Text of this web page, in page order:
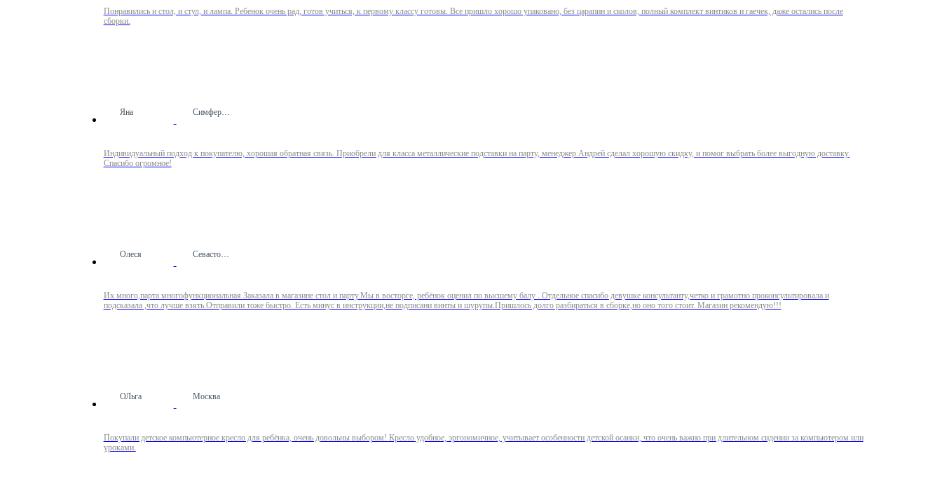
Понравились и стол, и стул, и лампа. Ребенок очень рад, готов учиться, к первому классу готовы. Все пришло хорошо упаковано, без царапин и сколов, полный комплект винтиков и гаечек, даже остались после
сборки.
Яна Симферополь
Индивидуальный подход к покупателю, хорошая обратная связь. Приобрели для класса металлические подставки на парту, менеджер Андрей сделал хорошую скидку, и помог выбрать более выгодную доставку.
Спасибо огромное!
Олеся Севастополь
Их много,парта многофункциональная Заказала в магазине стол и парту.Мы в восторге, ребёнок оценил по высшему балу . Отдельное спасибо девушке консультанту,четко и грамотно проконсультировала и
подсказала ,что лучше взять.Отправили тоже быстро. Есть минус в инструкции,не подписани винты и шурупы.Пришлось долго разбираться в сборке,но оно того стоит. Магазин рекомендую!!!
ОЛьга Москва
Покупали детское компьютерное кресло для ребёнка, очень довольны выбором! Кресло удобное, эргономичное, учитывает особенности детской осанки, что очень важно при длительном сидении за компьютером или
уроками.